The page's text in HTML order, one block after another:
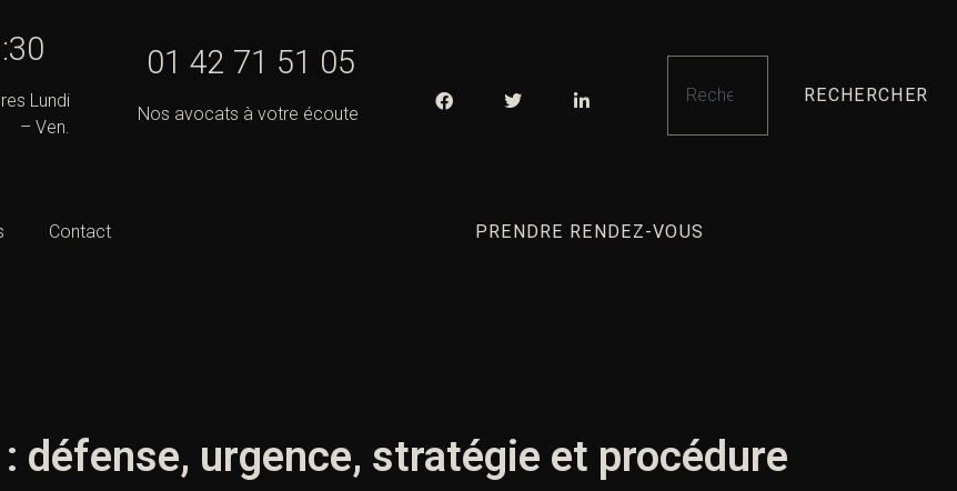
Lundi
– Ven.
01 42 71 51 05
Nos avocats à votre écoute
RECHERCHER
Contact PRENDRE RENDEZ-VOUS
défense, urgence, stratégie et procédure